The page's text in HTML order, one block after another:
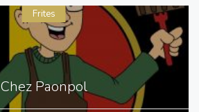
Chez Paonpol
Frites